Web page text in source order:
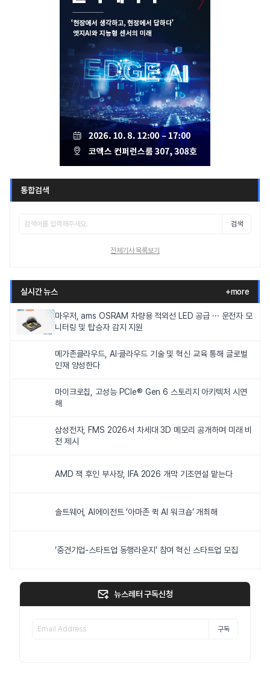
통합검색
검색
전체기사 목록보기
실시간 뉴스 +more
마우저, ams OSRAM 차량용 적외선 LED 공급 ··· 운전자 모
니터링 및 탑승자 감지 지원
메가존클라우드, AI·클라우드 기술 및 혁신 교육 통해 글로벌
인재 양성한다
마이크로칩, 고성능 PCIe® Gen 6 스토리지 아키텍처 시연
해
삼성전자, FMS 2026서 차세대 3D 메모리 공개하며 미래 비
전 제시
AMD 잭 후인 부사장, IFA 2026 개막 기조연설 맡는다
솔트웨어, AI에이전트 ‘아마존 퀵 AI 워크숍’ 개최해
‘중견기업-스타트업 동행라운지’ 참여 혁신 스타트업 모집
뉴스레터 구독신청
구독